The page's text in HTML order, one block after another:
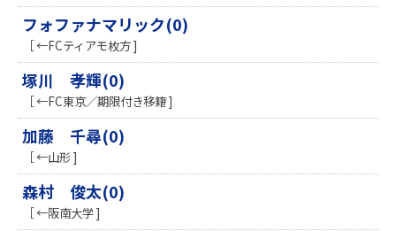
フォファナマリック(0)
［ ←FCティアモ枚方 ]
塚川 孝輝(0)
［ ←FC東京／期限付き移籍 ]
加藤 千尋(0)
［ ←山形 ]
森村 俊太(0)
［ ←阪南大学 ]